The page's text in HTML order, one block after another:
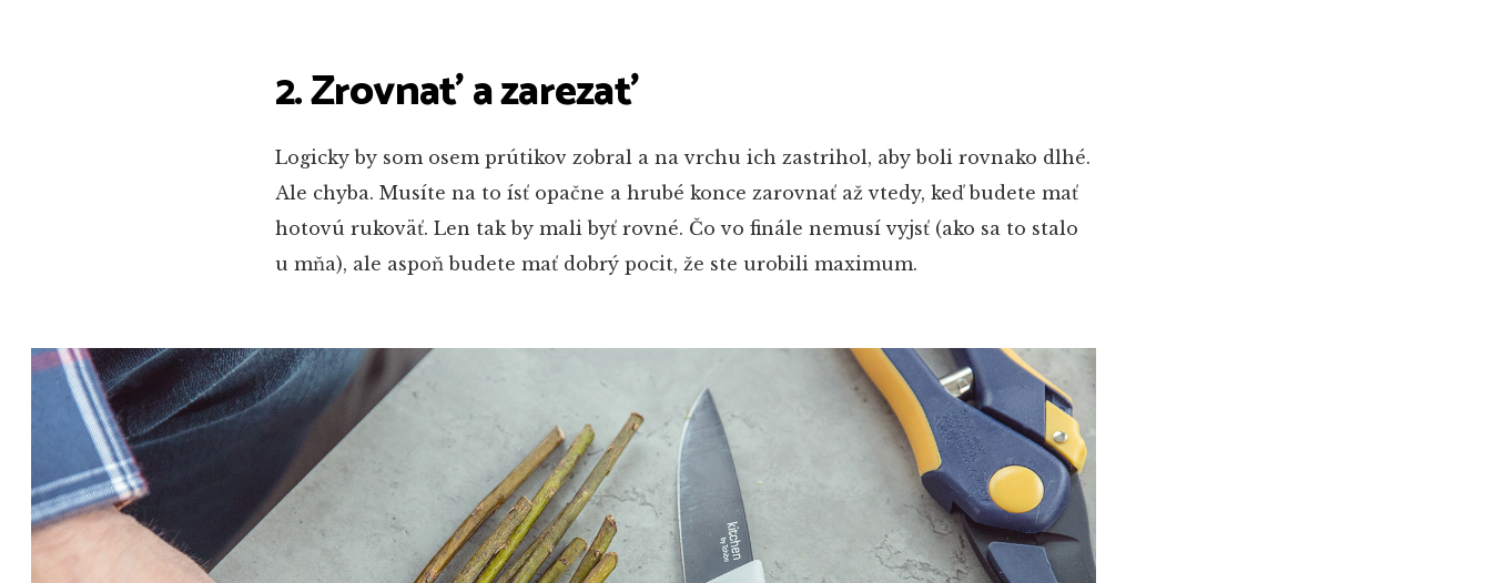
2. Zrovnať a zarezať
Logicky by som osem prútikov zobral a na vrchu ich zastrihol, aby boli rovnako dlhé.
Ale chyba. Musíte na to ísť opačne a hrubé konce zarovnať až vtedy, keď budete mať
hotovú rukoväť. Len tak by mali byť rovné. Čo vo finále nemusí vyjsť (ako sa to stalo
u mňa), ale aspoň budete mať dobrý pocit, že ste urobili maximum.